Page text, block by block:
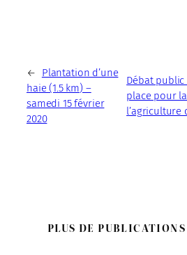
←
Plantation d’une
haie (1.5 km) –
samedi 15 février
2020
Débat public
place pour
l’agriculture
PLUS DE PUBLICATIONS